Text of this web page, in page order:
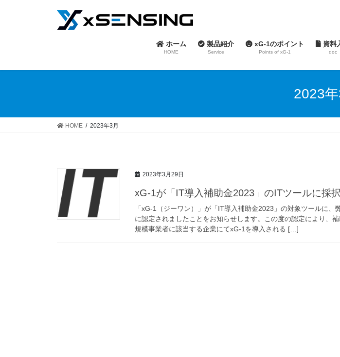
ホーム
HOME
製品紹介
Service
xG-1のポイント
Points of xG-1
資料
doc
2023年
HOME 2023年3月
2023年3月29日
xG-1が「IT導入補助金2023」のITツールに採
「xG-1（ジーワン）」が「IT導入補助金2023」の対象ツールに、
に認定されましたことをお知らせします。この度の認定により、
規模事業者に該当する企業にてxG-1を導入される […]